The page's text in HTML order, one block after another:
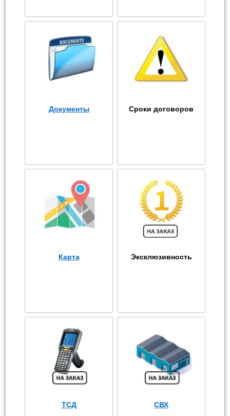
Документы Сроки договоров
Карта Эксклюзивность
ТСД СВХ